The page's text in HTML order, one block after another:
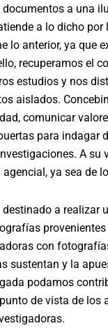
a una
a lo dicho
lo anterior, ya que
recuperamos el
estudios y nos
aislados.
comunicar
para indagar
A su
ya sea de
a
con
sustentan y la
podamos
de vista de